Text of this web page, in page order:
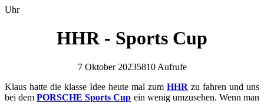
Uhr
HHR - Sports Cup
7 Oktober 20235810 Aufrufe
Klaus hatte die klasse Idee heute mal zum HHR zu fahren und uns
bei demPORSCHE Sports Cup ein wenig umzusehen. Wenn man